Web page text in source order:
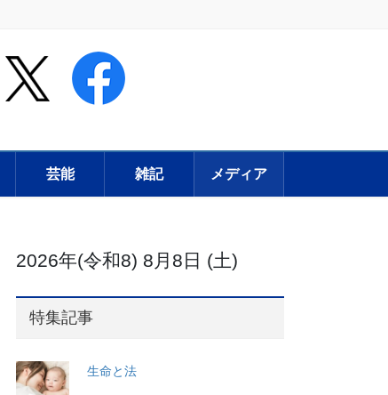
芸能 雑記 メディア
2026年(令和8) 8月8日 (土)
特集記事
生命と法